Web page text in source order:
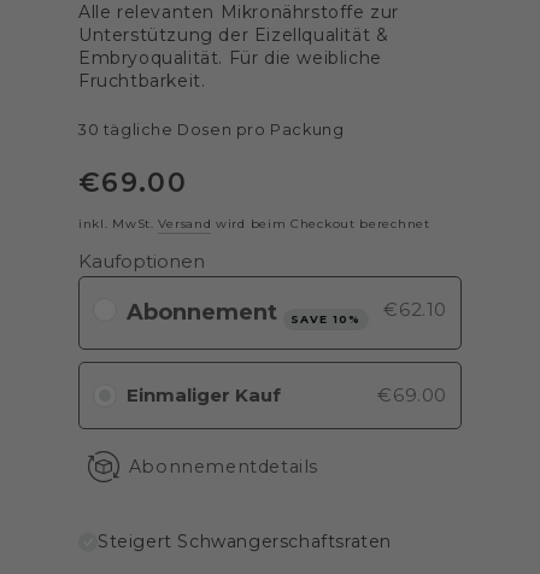
Alle relevanten Mikronährstoffe zur
Unterstützung der Eizellqualität &
Embryoqualität. Für die weibliche
Fruchtbarkeit.
30 tägliche Dosen pro Packung
Regulärer
Preis
€69.00
inkl. MwSt.Versand wird beim Checkout berechnet
Kaufoptionen
SAVE 10% €62.10
Einmaliger Kauf €69.00
Abonnementdetails
Steigert Schwangerschaftsraten